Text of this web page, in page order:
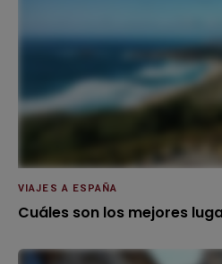
VIAJES A ESPAÑA
Cuáles son los mejores